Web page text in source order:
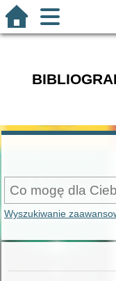
Wyszukiwanie